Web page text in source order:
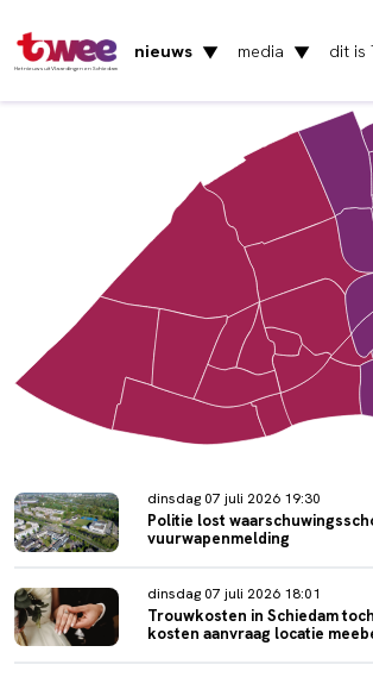
Het nieuws uit Vlaardingen en Schiedam
nieuws ▼ media ▼ dit is
dinsdag 07 juli 2026 19:30
Politie lost
vuurwapenmelding
dinsdag 07 juli 2026 18:01
Trouwkosten in Schiedam
kosten aanvraag locatie